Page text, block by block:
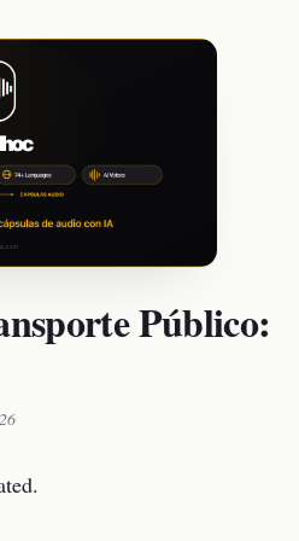
Público: